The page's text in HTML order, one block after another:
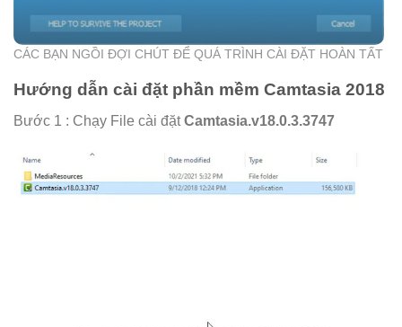
CÁC BẠN NGỒI ĐỢI CHÚT ĐỂ QUÁ TRÌNH CÀI ĐẶT HOÀN TẤT
Hướng dẫn cài đặt phần mềm Camtasia 2018
Bước 1 : Chạy File cài đặtCamtasia.v18.0.3.3747